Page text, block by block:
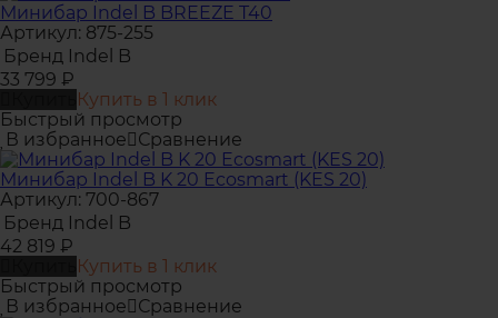
Минибар Indel B BREEZE T40
Артикул: 875-255
Бренд Indel B
33 799 ₽
Купить в 1 клик
Быстрый просмотр
В избранное
Сравнение
Минибар Indel B K 20 Ecosmart (KES 20)
Артикул: 700-867
Бренд Indel B
42 819 ₽
Купить в 1 клик
Быстрый просмотр
В избранное
Сравнение